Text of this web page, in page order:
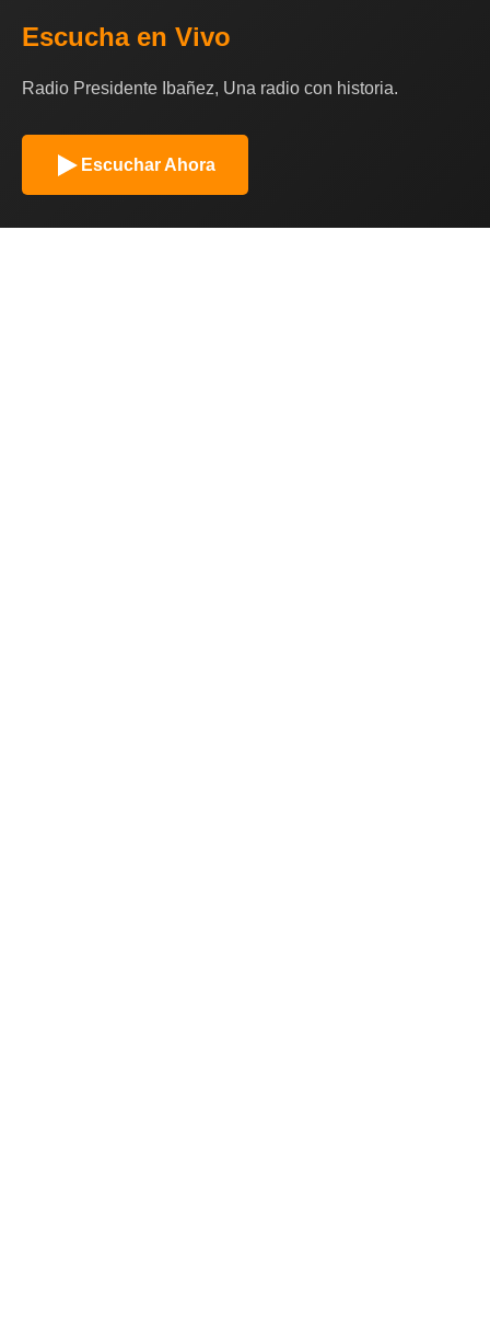
Escucha en Vivo
Radio Presidente Ibañez, Una radio con historia.
Escuchar Ahora